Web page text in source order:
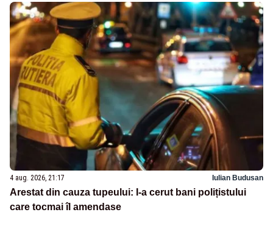
4 aug. 2026, 21:17 Iulian Budusan
Arestat din cauza tupeului: I-a cerut bani polițistului
care tocmai îl amendase